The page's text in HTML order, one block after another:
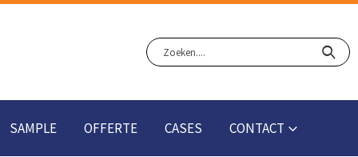
SAMPLE OFFERTE CASES CONTACT